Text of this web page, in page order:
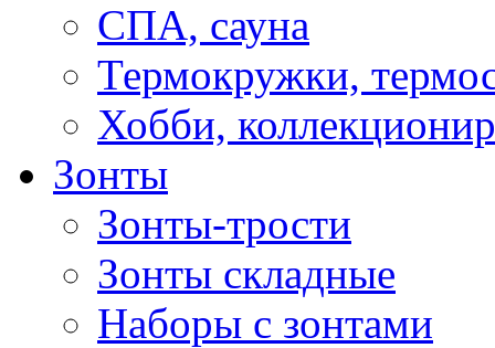
СПА, сауна
Термокружки,
Хобби,
Зонты
Зонты-трости
Зонты складные
Наборы с зонтами